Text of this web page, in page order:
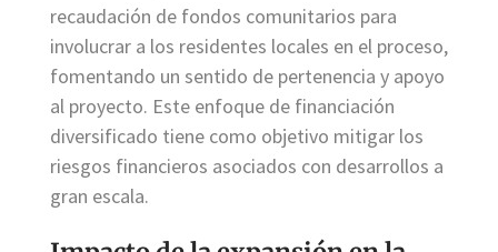
recaudación de fondos comunitarios para
involucrar a los residentes locales en el proceso,
fomentando un sentido de pertenencia y apoyo
al proyecto. Este enfoque de financiación
diversificado tiene como objetivo mitigar los
riesgos financieros asociados con desarrollos a
gran escala.